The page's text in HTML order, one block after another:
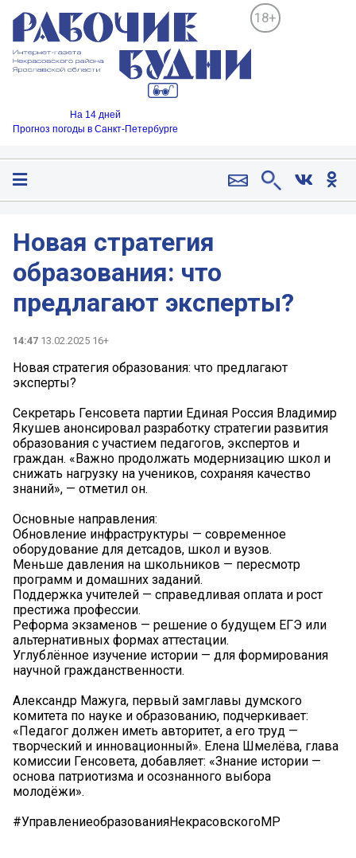
18+
На 14 дней
Прогноз погоды в Санкт-Петербурге
Новая стратегия
образования: что
предлагают эксперты?
14:47 13.02.2025 16+
Новая стратегия образования: что предлагают
эксперты?
Секретарь Генсовета партии Единая Россия Владимир
Якушев анонсировал разработку стратегии развития
образования с участием педагогов, экспертов и
граждан. «Важно продолжать модернизацию школ и
снижать нагрузку на учеников, сохраняя качество
знаний», — отметил он.
Основные направления:
Обновление инфраструктуры — современное
оборудование для детсадов, школ и вузов.
Меньше давления на школьников — пересмотр
программ и домашних заданий.
Поддержка учителей — справедливая оплата и рост
престижа профессии.
Реформа экзаменов — решение о будущем ЕГЭ или
альтернативных формах аттестации.
Углублённое изучение истории — для формирования
научной гражданственности.
Александр Мажуга, первый замглавы думского
комитета по науке и образованию, подчеркивает:
«Педагог должен иметь авторитет, а его труд —
творческий и инновационный». Елена Шмелёва, глава
комиссии Генсовета, добавляет: «Знание истории —
основа патриотизма и осознанного выбора
молодёжи».
#УправлениеобразованияНекрасовскогоМР